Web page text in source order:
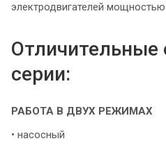
электродвигателей
Отличительные
серии:
РАБОТА В ДВУХ РЕЖИМАХ
• насосный